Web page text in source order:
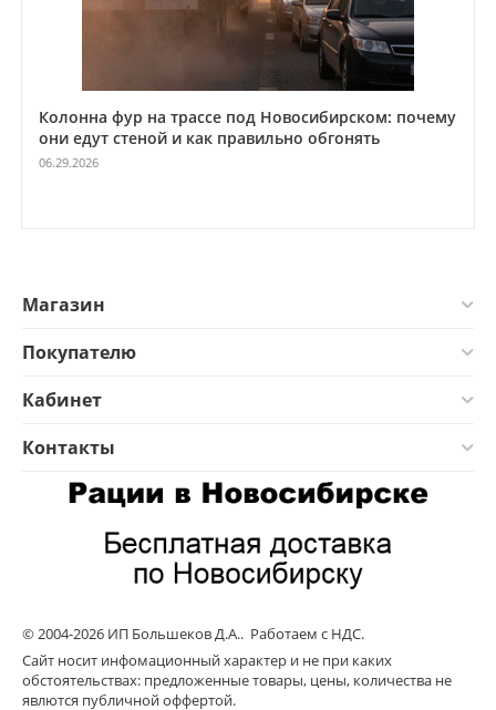
Колонна фур на трассе под Новосибирском: почему
они едут стеной и как правильно обгонять
06.29.2026
Магазин
Покупателю
Кабинет
Контакты
© 2004-2026 ИП Большеков Д.А.. Работаем с НДС.
Сайт носит инфомационный характер и не при каких
обстоятельствах: предложенные товары, цены, количества не
явлются публичной оффертой.